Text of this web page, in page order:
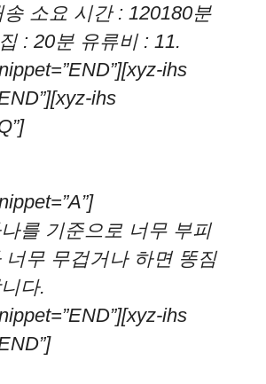
소요 시간 : 120180분
: 20분 유류비 : 11.
ihs
ihs
를 기준으로 너무 부피
너무 무겁거나 하면 똥짐
다.
ihs